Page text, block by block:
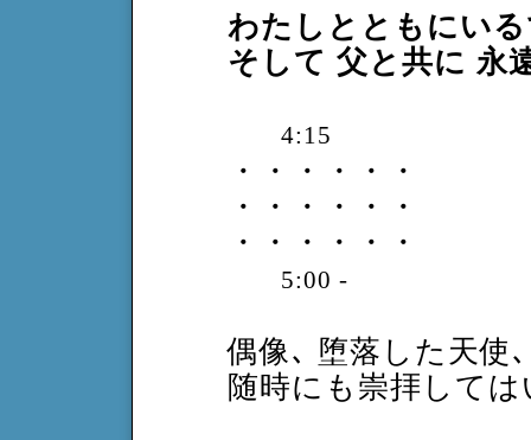
わたしとともにい
そして 父と共に 永
4:15
・・・・・・
・・・・・・
・・・・・・
5:00 -
偶像､ 堕落した天使
随時にも崇拝して